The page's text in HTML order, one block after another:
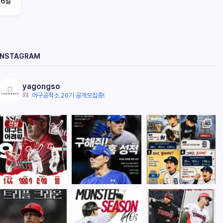
INSTAGRAM
yagongso
야구공작소 20기 공개모집중!